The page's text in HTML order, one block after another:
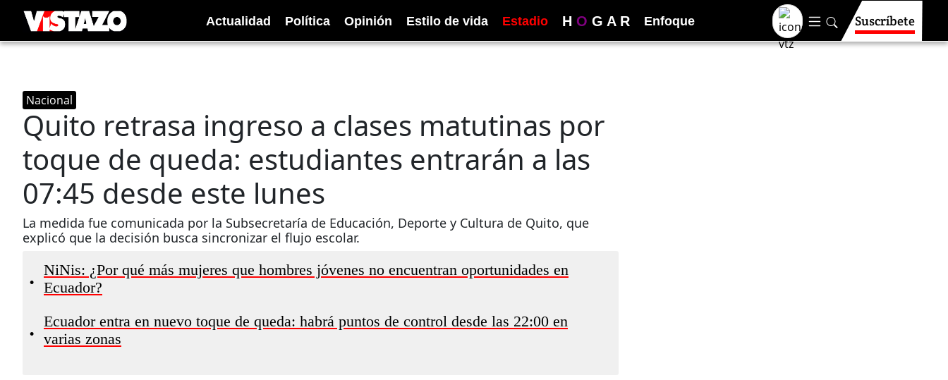
Actualidad Política Opinión Estilo de vida Estadio H O G A R Enfoque Suscríbete
Nacional
Quito retrasa ingreso a clases matutinas por
toque de queda: estudiantes entrarán a las
07:45 desde este lunes
La medida fue comunicada por la Subsecretaría de Educación, Deporte y Cultura de Quito, que
explicó que la decisión busca sincronizar el flujo escolar.
•
NiNis: ¿Por qué más mujeres que hombres jóvenes no encuentran oportunidades en
Ecuador?
•
Ecuador entra en nuevo toque de queda: habrá puntos de control desde las 22:00 en
varias zonas